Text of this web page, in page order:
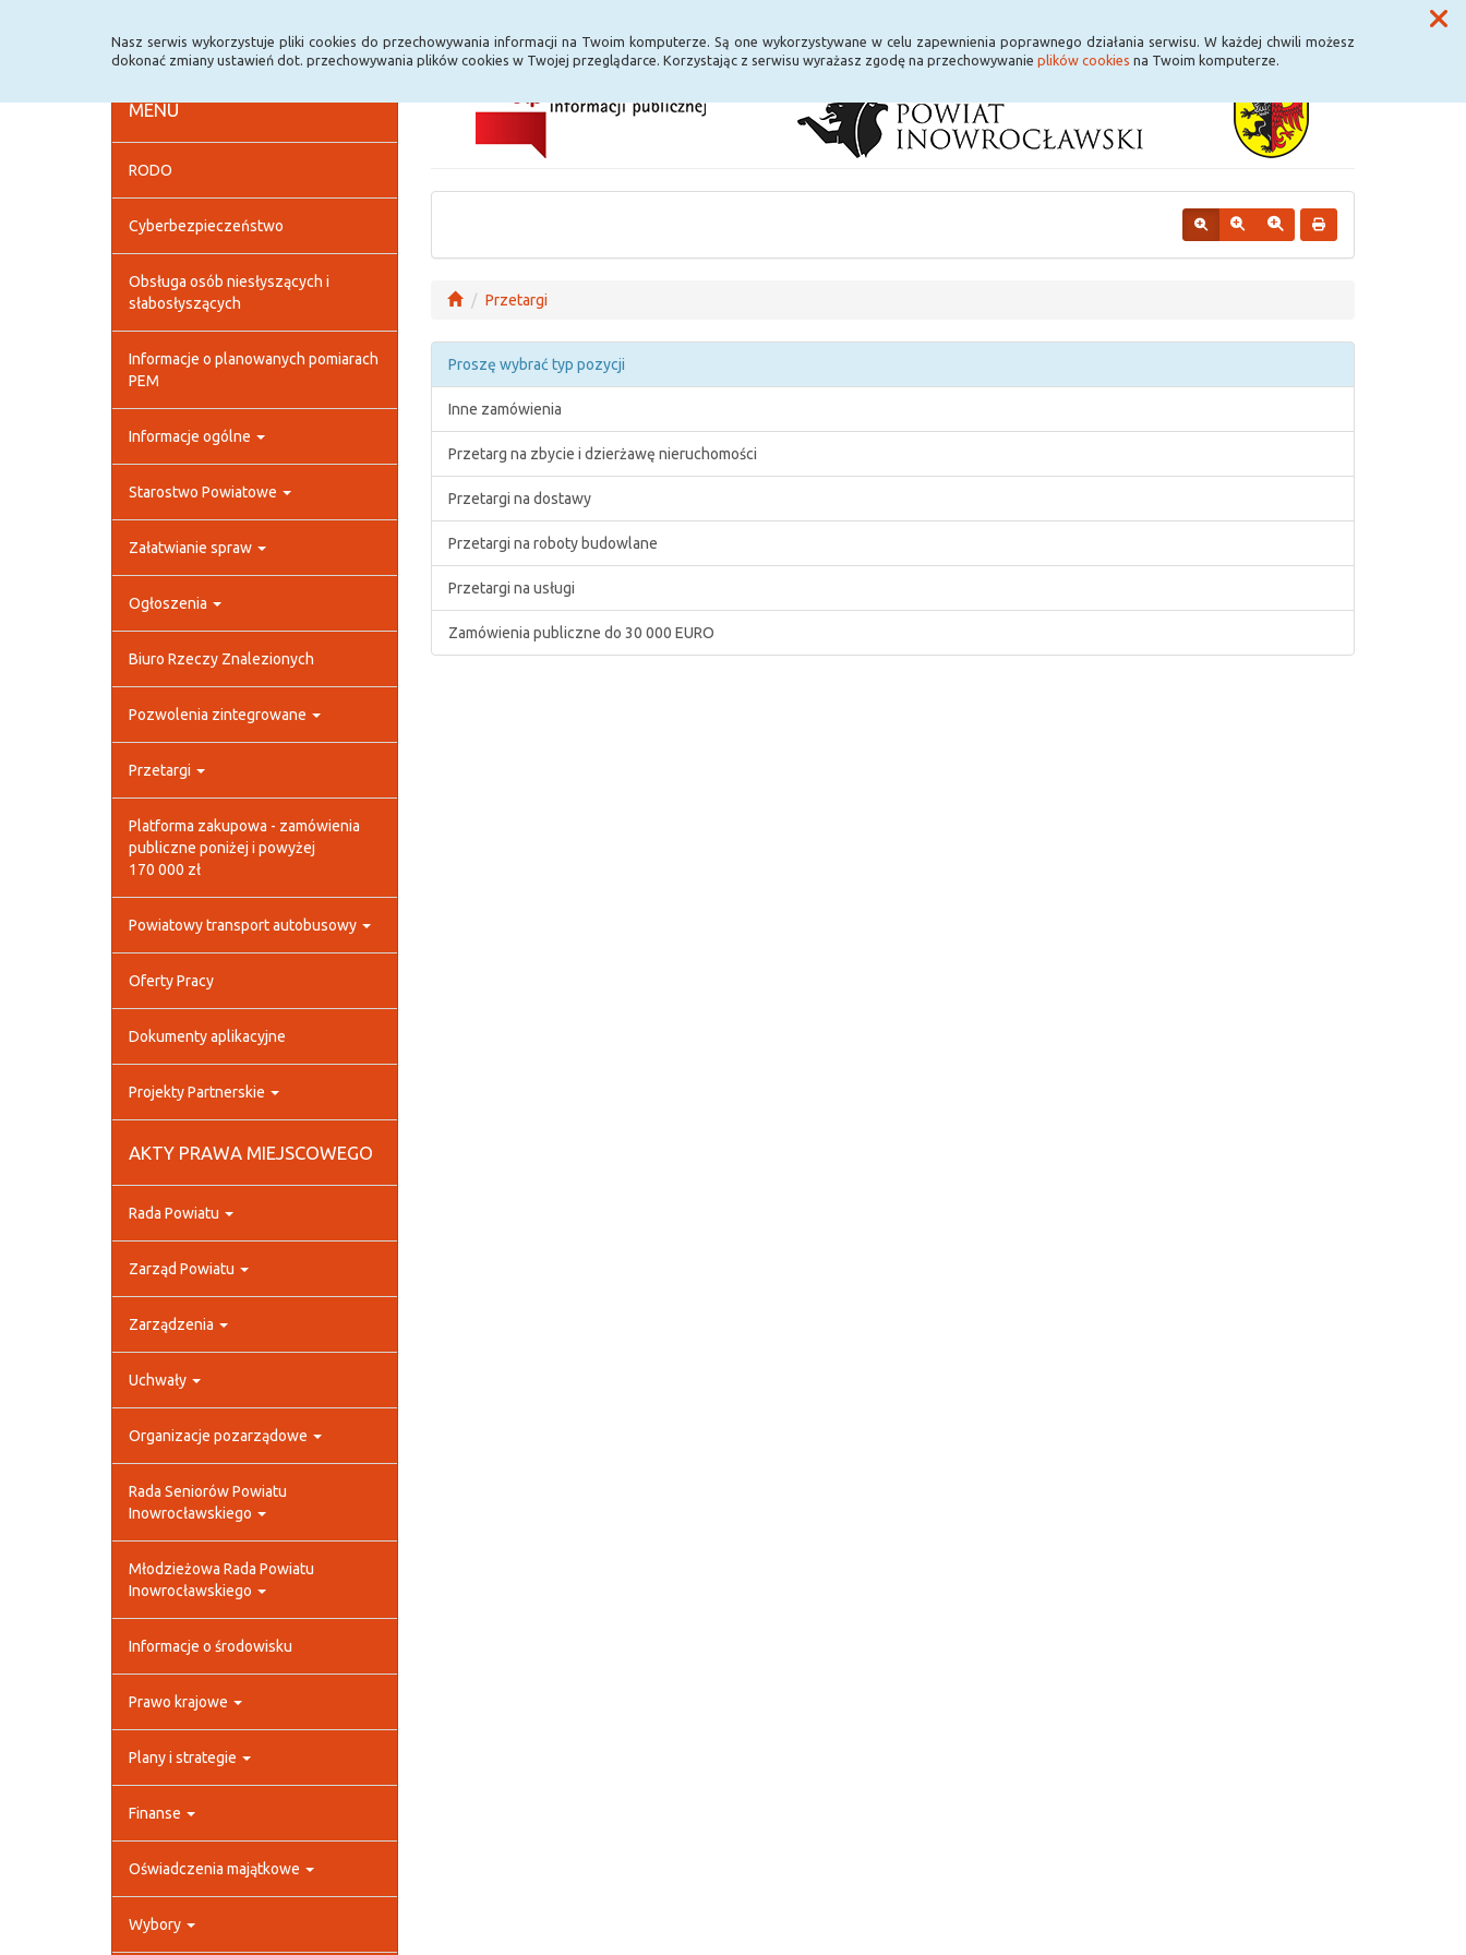
Nasz serwis wykorzystuje pliki cookies do przechowywania informacji na Twoim komputerze. Są one wykorzystywane w celu zapewnienia poprawnego działania serwisu. W każdej chwili możesz
dokonać zmiany ustawień dot. przechowywania plików cookies w Twojej przeglądarce. Korzystając z serwisu wyrażasz zgodę na przechowywanie plików cookies na Twoim komputerze.
MENU
RODO
Cyberbezpieczeństwo
Obsługa osób niesłyszących i
słabosłyszących
Informacje o planowanych pomiarach
PEM
Informacje ogólne
Starostwo Powiatowe
Załatwianie spraw
Ogłoszenia
Biuro Rzeczy Znalezionych
Pozwolenia zintegrowane
Przetargi
Platforma zakupowa - zamówienia
publiczne poniżej i powyżej
170 000 zł
Powiatowy transport autobusowy
Oferty Pracy
Dokumenty aplikacyjne
Projekty Partnerskie
AKTY PRAWA MIEJSCOWEGO
Rada Powiatu
Zarząd Powiatu
Zarządzenia
Uchwały
Organizacje pozarządowe
Rada Seniorów Powiatu
Inowrocławskiego
Młodzieżowa Rada Powiatu
Inowrocławskiego
Informacje o środowisku
Prawo krajowe
Plany i strategie
Finanse
Oświadczenia majątkowe
Wybory
Przetargi
Proszę wybrać typ pozycji
Inne zamówienia
Przetarg na zbycie i dzierżawę nieruchomości
Przetargi na dostawy
Przetargi na roboty budowlane
Przetargi na usługi
Zamówienia publiczne do 30 000 EURO